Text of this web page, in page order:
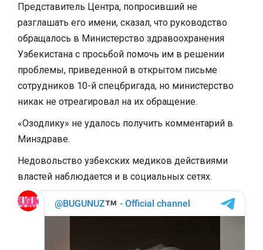
Представитель Центра, попросивший не
разглашать его имени, сказал, что руководство
обращалось в Министерство здравоохранения
Узбекистана с просьбой помочь им в решении
проблемы, приведенной в открытом письме
сотрудников 10-й спецбригада, но министерство
никак не отреагировал на их обращение.
«Озодлику» не удалось получить комментарий в
Минздраве.
Недовольство узбекских медиков действиями
властей наблюдается и в социальных сетях.